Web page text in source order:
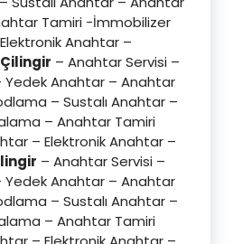
Tamiri -İmmobilizer
Anahtar –
– Anahtar Servisi –
Yedek Anahtar – Anahtar
– Sustalı Anahtar –
– Anahtar Tamiri
– Elektronik Anahtar –
– Anahtar Servisi –
Yedek Anahtar – Anahtar
– Sustalı Anahtar –
– Anahtar Tamiri